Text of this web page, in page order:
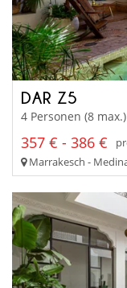
DAR Z5
4 Personen (8
357 € - 386 €
Marrakesch -